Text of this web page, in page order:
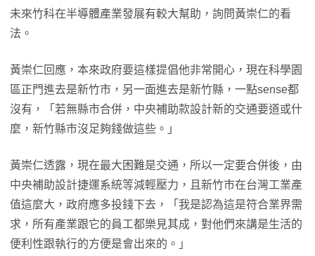
未來竹科在半導體產業發展有較大幫助，詢問黃崇仁的看
法。
黃崇仁回應，本來政府要這樣提倡他非常開心，現在科學園
區正門進去是新竹市，另一面進去是新竹縣，一點sense都
沒有，「若無縣市合併，中央補助款設計新的交通要道或什
麼，新竹縣市沒足夠錢做這些。」
黃崇仁透露，現在最大困難是交通，所以一定要合併後，由
中央補助設計捷運系統等減輕壓力，且新竹市在台灣工業產
值這麼大，政府應多投錢下去，「我是認為這是符合業界需
求，所有產業跟它的員工都樂見其成，對他們來講是生活的
便利性跟執行的方便是會出來的。」